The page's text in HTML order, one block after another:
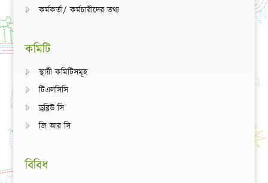
কর্মকর্তা/ কর্মচারীদের তথ্য
কমিটি
স্থায়ী কমিটিসমূহ
টিএলসিসি
ড্রব্লিউ সি
জি আর সি
বিবিধ